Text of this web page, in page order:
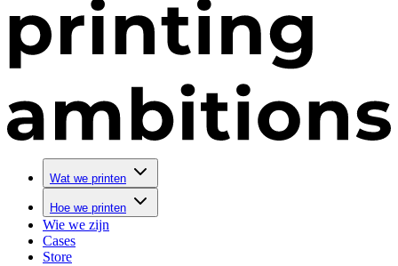
Wat we printen
Hoe we printen
Wie we zijn
Cases
Store